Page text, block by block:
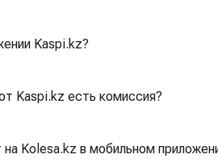
Kaspi.kz?
Kaspi.kz есть комиссия?